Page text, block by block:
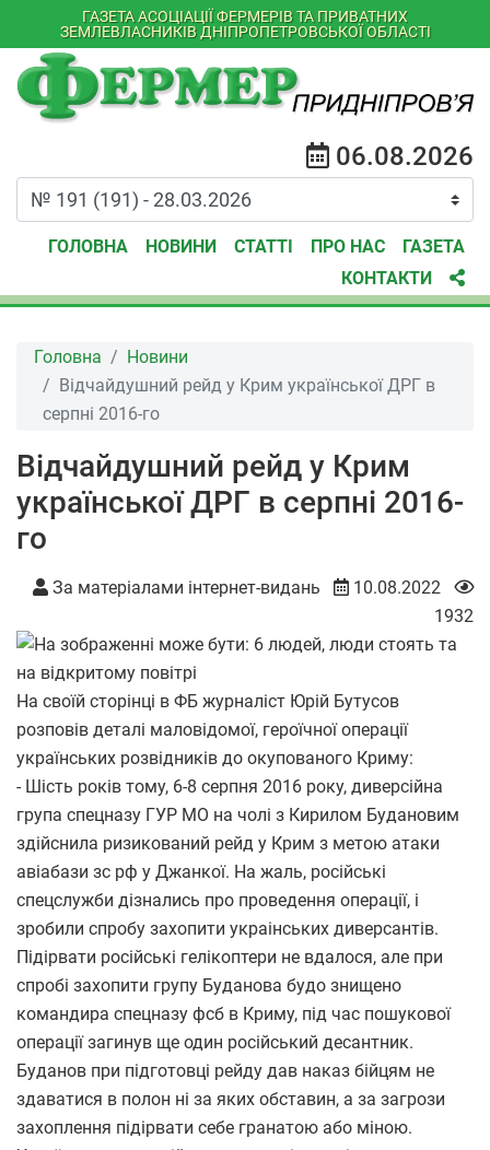
ГАЗЕТА АСОЦІАЦІЇ ФЕРМЕРІВ ТА ПРИВАТНИХ
ЗЕМЛЕВЛАСНИКІВ ДНІПРОПЕТРОВСЬКОЇ ОБЛАСТІ
06.08.2026
ГОЛОВНА НОВИНИ СТАТТІ ПРО НАС
ГАЗЕТА
КОНТАКТИ
Головна
Новини
Відчайдушний рейд у Крим української ДРГ в
серпні 2016-го
Відчайдушний рейд у Крим
української ДРГ в серпні 2016-
го
За матеріалами інтернет-видань
10.08.2022
1932
На своїй сторінці в ФБ журналіст Юрій Бутусов
розповів деталі маловідомої, героїчної операції
українських розвідників до окупованого Криму:
- Шість років тому, 6-8 серпня 2016 року, диверсійна
група спецназу ГУР МО на чолі з Кирилом Будановим
здійснила ризикований рейд у Крим з метою атаки
авіабази зс рф у Джанкої. На жаль, російські
спецслужби дізнались про проведення операції, і
зробили спробу захопити украінських диверсантів.
Підірвати російські гелікоптери не вдалося, але при
спробі захопити групу Буданова будо знищено
командира спецназу фсб в Криму, під час пошукової
операції загинув ще один російський десантник.
Буданов при підготовці рейду дав наказ бійцям не
здаватися в полон ні за яких обставин, а за загрози
захоплення підірвати себе гранатою або міною.